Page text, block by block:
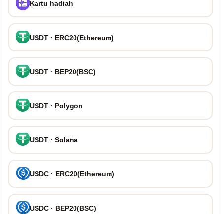
Kartu hadiah
USDT · ERC20(Ethereum)
USDT · BEP20(BSC)
USDT · Polygon
USDT · Solana
USDC · ERC20(Ethereum)
USDC · BEP20(BSC)